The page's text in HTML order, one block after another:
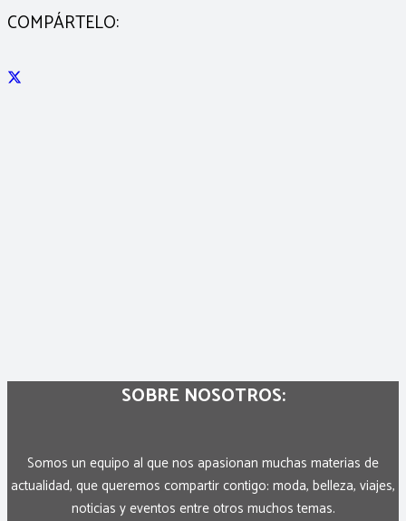
COMPÁRTELO:
SOBRE NOSOTROS:
Somos un equipo al que nos apasionan muchas materias de
actualidad, que queremos compartir contigo: moda, belleza, viajes,
noticias y eventos entre otros muchos temas.